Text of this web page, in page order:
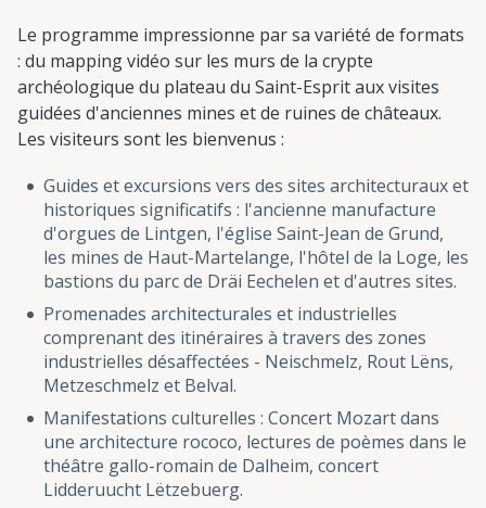
Le programme impressionne par sa variété de formats
: du mapping vidéo sur les murs de la crypte
archéologique du plateau du Saint-Esprit aux visites
guidées d'anciennes mines et de ruines de châteaux.
Les visiteurs sont les bienvenus :
Guides et excursions vers des sites architecturaux et
historiques significatifs : l'ancienne manufacture
d'orgues de Lintgen, l'église Saint-Jean de Grund,
les mines de Haut-Martelange, l'hôtel de la Loge, les
bastions du parc de Dräi Eechelen et d'autres sites.
Promenades architecturales et industrielles
comprenant des itinéraires à travers des zones
industrielles désaffectées - Neischmelz, Rout Lëns,
Metzeschmelz et Belval.
Manifestations culturelles : Concert Mozart dans
une architecture rococo, lectures de poèmes dans le
théâtre gallo-romain de Dalheim, concert
Lidderuucht Lëtzebuerg.